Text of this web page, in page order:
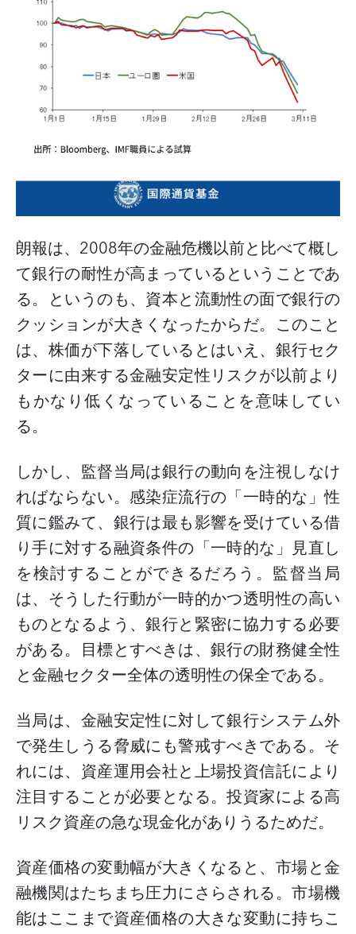
朗報は、 2008年の金融危機以前と比べて概し
て銀行の耐性が高まっているということであ
る。というのも、資本と流動性の面で銀行の
クッションが大きくなったからだ。このこと
は、株価が下落しているとはいえ、銀行セク
ターに由来する金融安定性リスクが以前より
もかなり低くなっていることを意味してい
る。
しかし、監督当局は銀行の動向を注視しなけ
ればならない。感染症流行の「一時的な」性
質に鑑みて、銀行は最も影響を受けている借
り手に対する融資条件の「一時的な」見直し
を検討することができるだろう。監督当局
は、そうした行動が一時的かつ透明性の高い
ものとなるよう、銀行と緊密に協力する必要
がある。目標とすべきは、銀行の財務健全性
と金融セクター全体の透明性の保全である。
当局は、金融安定性に対して銀行システム外
で発生しうる脅威にも警戒すべきである。そ
れには、資産運用会社と上場投資信託により
注目することが必要となる。投資家による高
リスク資産の急な現金化がありうるためだ。
資産価格の変動幅が大きくなると、市場と金
融機関はたちまち圧力にさらされる。市場機
能はここまで資産価格の大きな変動に持ちこ